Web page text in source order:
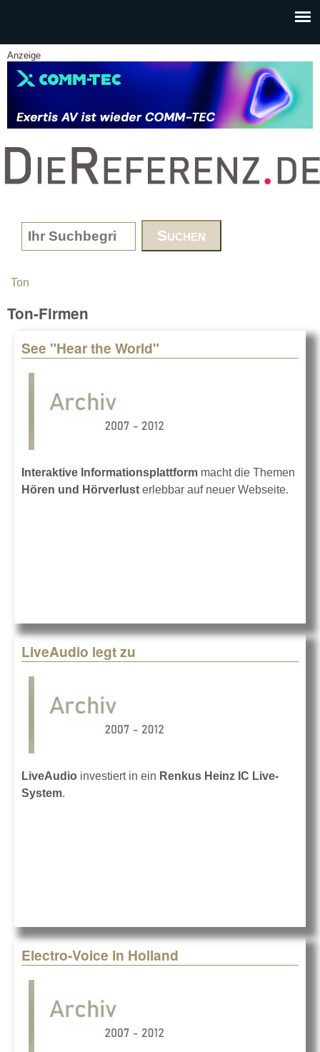
Anzeige
www.DieReferenz.de
Search form
You are here
Ton
Ton-Firmen
See "Hear the World"
Interaktive Informationsplattform macht die Themen
Hören und Hörverlust erlebbar auf neuer Webseite.
LiveAudio legt zu
LiveAudio investiert in ein Renkus Heinz IC Live-
System.
Electro-Voice in Holland
Pages